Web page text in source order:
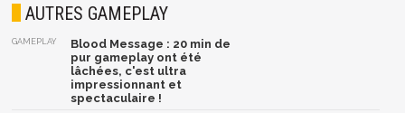
AUTRES GAMEPLAY
GAMEPLAY
Blood Message : 20 min de
pur gameplay ont été
lâchées, c'est ultra
impressionnant et
spectaculaire !